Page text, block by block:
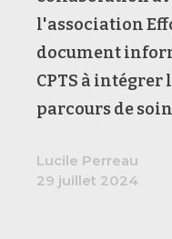
l'association
document
CPTS à intégrer
parcours de
Lucile Perreau
29 juillet 2024